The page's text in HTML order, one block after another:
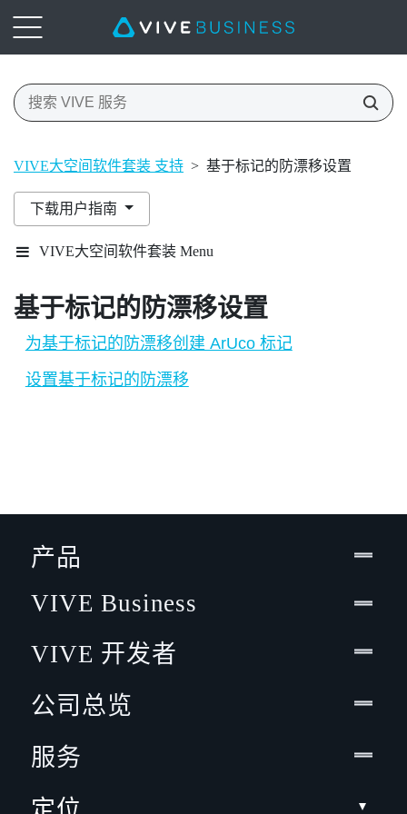
VIVE大空间软件套装 支持 > 基于标记的防漂移设置
下载用户指南
VIVE大空间软件套装 Menu
基于标记的防漂移设置
为基于标记的防漂移创建 ArUco 标记
设置基于标记的防漂移
产品
VIVE Business
VIVE 开发者
公司总览
服务